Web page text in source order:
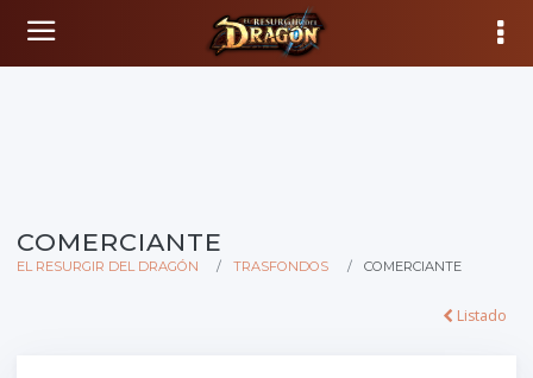
COMERCIANTE
EL RESURGIR DEL DRAGÓN TRASFONDOS COMERCIANTE
Listado